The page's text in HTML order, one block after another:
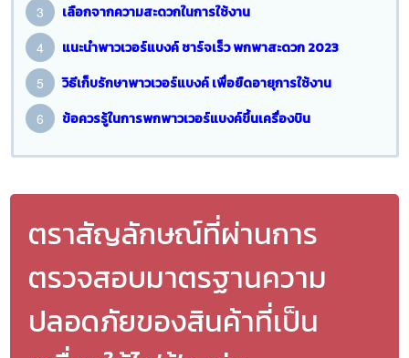
เลือกจากความสะดวกในการใช้งาน
แนะนำพาวเวอร์แบงค์ ชาร์จเร็ว พกพาสะดวก 2023
วิธีเก็บรักษาพาวเวอร์แบงค์ เพื่อยืดอายุการใช้งาน
ข้อควรรู้ในการพกพาวเวอร์แบงค์ขึ้นเครื่องบิน
ตราสัญลักษณ์ที่ผ่านการ
ตรวจสอบมาตรฐานความ
ปลอดภัยของสินค้าที่เป็น